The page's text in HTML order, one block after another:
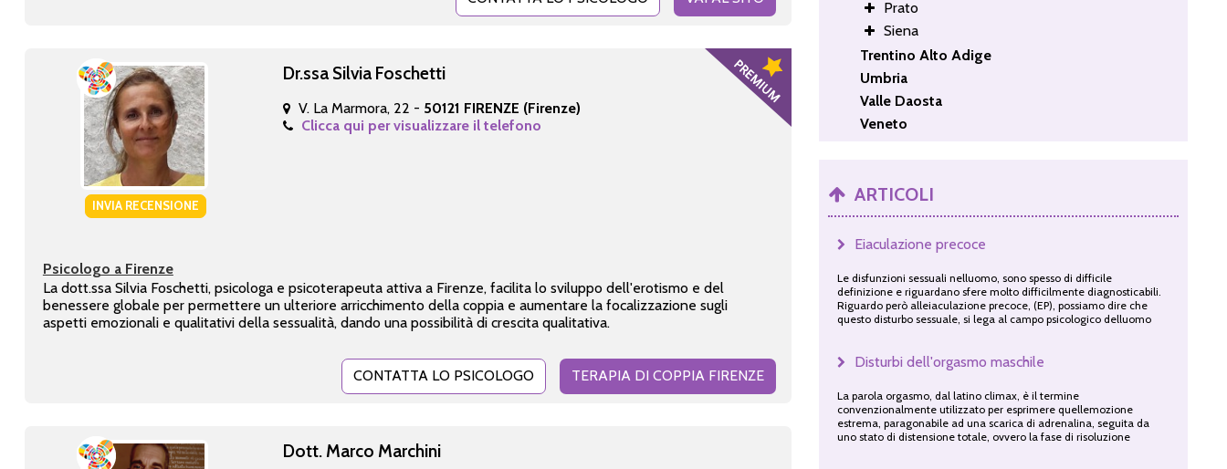
INVIA RECENSIONE
Dr.ssa Silvia Foschetti
V. La Marmora, 22 - 50121 FIRENZE (Firenze)
Clicca qui per visualizzare il telefono
Psicologo a Firenze
La dott.ssa Silvia Foschetti, psicologa e psicoterapeuta attiva a Firenze, facilita lo sviluppo dell'erotismo e del
benessere globale per permettere un ulteriore arricchimento della coppia e aumentare la focalizzazione sugli
aspetti emozionali e qualitativi della sessualità, dando una possibilità di crescita qualitativa.
CONTATTA LO PSICOLOGO TERAPIA DI COPPIA FIRENZE
Dott. Marco Marchini
Prato
Siena
Trentino Alto Adige
Umbria
Valle Daosta
Veneto
ARTICOLI
Eiaculazione precoce
Le disfunzioni sessuali nelluomo, sono spesso di difficile
definizione e riguardano sfere molto difficilmente diagnosticabili.
Riguardo però alleiaculazione precoce, (EP), possiamo dire che
questo disturbo sessuale, si lega al campo psicologico delluomo
Disturbi dell'orgasmo maschile
La parola orgasmo, dal latino climax, è il termine
convenzionalmente utilizzato per esprimere quellemozione
estrema, paragonabile ad una scarica di adrenalina, seguita da
uno stato di distensione totale, ovvero la fase di risoluzione